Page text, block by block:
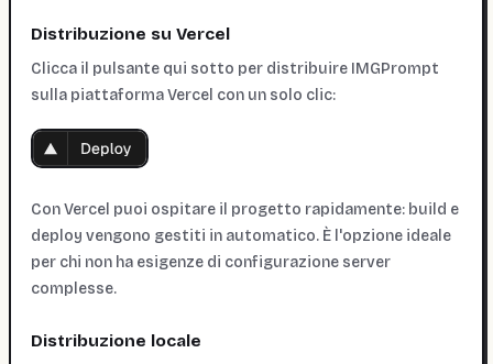
Distribuzione su Vercel
Clicca il pulsante qui sotto per distribuire IMGPrompt
sulla piattaforma Vercel con un solo clic:
Con Vercel puoi ospitare il progetto rapidamente: build e
deploy vengono gestiti in automatico. È l'opzione ideale
per chi non ha esigenze di configurazione server
complesse.
Distribuzione locale